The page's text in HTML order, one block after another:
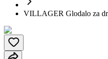
VILLAGER Glodalo za